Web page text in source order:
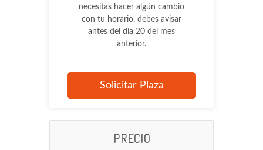
necesitas hacer algún cambio
con tu horario, debes avisar
antes del día 20 del mes
anterior.
Solicitar Plaza
PRECIO